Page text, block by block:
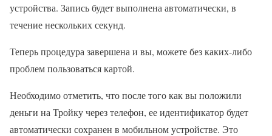
устройства. Запись будет выполнена автоматически, в
течение нескольких секунд.
Теперь процедура завершена и вы, можете без каких-либо
проблем пользоваться картой.
Необходимо отметить, что после того как вы положили
деньги на Тройку через телефон, ее идентификатор будет
автоматически сохранен в мобильном устройстве. Это